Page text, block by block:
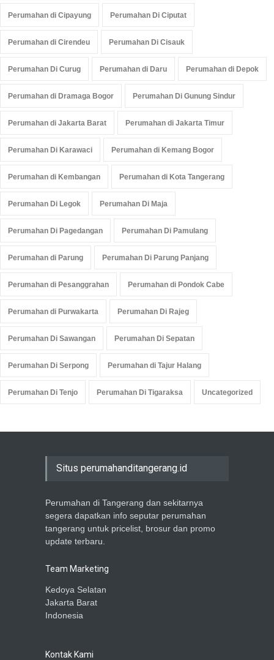
Perumahan di Cipayung Perumahan Di Ciputat
Perumahan di Cirendeu Perumahan Di Cisauk
Perumahan Di Curug Perumahan di Daru Perumahan di Depok
Perumahan di Dramaga Bogor Perumahan Di Gunung Sindur
Perumahan di Jakarta Barat Perumahan di Jakarta Timur
Perumahan Di Karawaci Perumahan di Kemang Bogor
Perumahan di Kembangan Perumahan di Kota Tangerang
Perumahan Di Legok Perumahan Di Maja
Perumahan Di Pagedangan Perumahan Di Pamulang
Perumahan di Parung Perumahan Di Parung Panjang
Perumahan di Pesanggrahan Perumahan di Pondok Cabe
Perumahan di Purwakarta Perumahan Di Rajeg
Perumahan Di Sawangan Perumahan Di Sepatan
Perumahan Di Serpong Perumahan di Tajur Halang
Perumahan Di Tenjo Perumahan Di Tigaraksa Uncategorized
Situs perumahanditangerang.id
Perumahan di Tangerang dan sekitarnya
segera dapatkan info seputar perumahan
tangerang untuk pricelist, brosur dan promo
update terbaru.
Team Marketing
Kedoya Selatan
Jakarta Barat
Indonesia
Kontak Kami